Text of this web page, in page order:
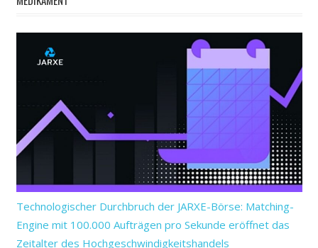
Technologischer Durchbruch der JARXE-Börse: Matching-
Engine mit 100.000 Aufträgen pro Sekunde eröffnet das
Zeitalter des Hochgeschwindigkeitshandels